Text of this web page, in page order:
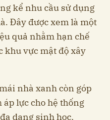
kể nhu cầu sử dụng
Đây được xem là một
quả nhằm hạn chế
khu vực mật độ xây
nhà xanh còn góp
lực cho hệ thống
dạng sinh học.